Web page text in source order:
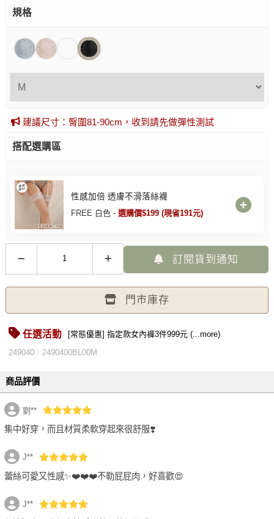
規格
建議尺寸：臀圍81-90cm，收到請先做彈性測試
搭配選購區
性感加倍 透膚不滑落絲襪
FREE 白色 - 選購價$199 (現省191元)
訂閱貨到通知
門市庫存
任選活動 [常態優惠] 指定款女內褲3件999元 (...more)
249040 2490400BL00M
商品評價
劉**
集中好穿，而且材質柔軟穿起來很舒服❣️
J**
蕾絲可愛又性感✨❤️❤️❤️不勒屁屁肉，好喜歡😍
J**